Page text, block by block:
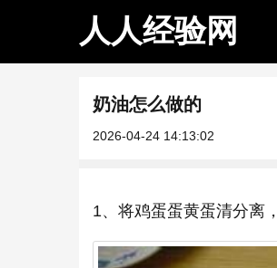
人人经验网
奶油怎么做的
2026-04-24 14:13:02
1、将鸡蛋蛋黄蛋清分离